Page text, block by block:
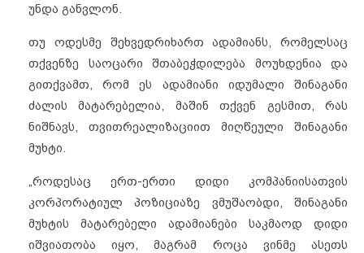
უნდა განვლონ.
თუ ოდესმე შეხვედრიხართ ადამიანს, რომელსაც
თქვენზე საოცარი შთაბეჭდილება მოუხდენია და
გითქვამთ, რომ ეს ადამიანი იდუმალი შინაგანი
ძალის მატარებელია, მაშინ თქვენ გესმით, რას
ნიშნავს, თვითრეალიზაციით მიღწეული შინაგანი
მუხტი.
„როდესაც ერთ-ერთი დიდი კომპანიისათვის
კორპორატიულ პოზიციაზე ვმუშაობდი, შინაგანი
მუხტის მატარებელი ადამიანები საკმაოდ დიდი
იშვიათობა იყო, მაგრამ როცა ვინმე ასეთს